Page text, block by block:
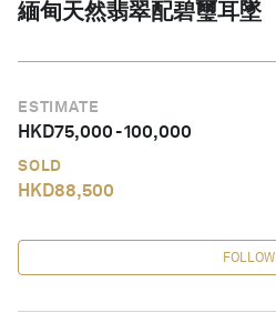
緬甸天然翡翠配碧璽耳墜
ESTIMATE
HKD75,000-100,000
SOLD
HKD88,500
FOLLOW